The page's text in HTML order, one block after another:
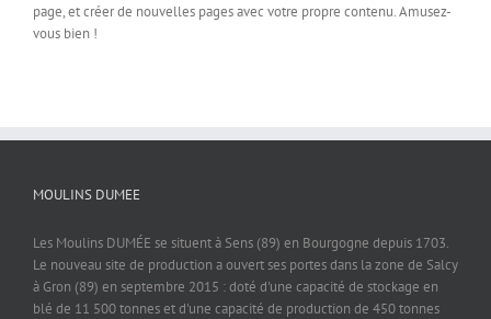
page, et créer de nouvelles pages avec votre propre contenu. Amusez-
vous bien !
MOULINS DUMEE
Les Moulins DUMÉE se situent à Sens (89) en Bourgogne depuis 1703.
Le nouveau site de production a ouvert ses portes dans la zone de Salcy
à Gron (89) en septembre 2015 : doté d'une capacité de stockage en
blé de 11 500 tonnes et d'une capacité de production de 450 tonnes